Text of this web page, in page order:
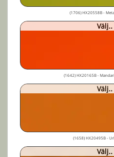
(1706) HX20558B -
Välj..
(1642) HX20165B -
Välj..
(1658) HX20495B -
Välj..